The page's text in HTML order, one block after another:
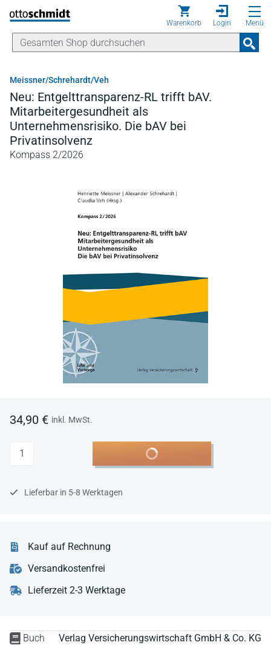
Direkt zum Inhalt
Warenkorb Login Menü
Meissner/Schrehardt/Veh
Neu: Entgelttransparenz-RL trifft bAV.
Mitarbeitergesundheit als
Unternehmensrisiko. Die bAV bei
Privatinsolvenz
Kompass 2/2026
Buch Verlag Versicherungswirtschaft GmbH & Co. KG
34,90 € inkl. MwSt.
Anzahl In den Warenkorb
Lieferbar in 5-8 Werktagen
Kauf auf Rechnung
Versandkostenfrei
Lieferzeit 2-3 Werktage